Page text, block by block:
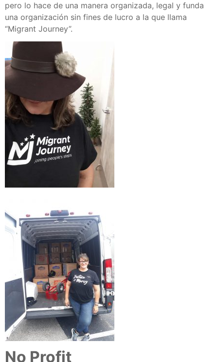
pero lo hace de una manera organizada, legal y funda
una organización sin fines de lucro a la que llama
“Migrant Journey”.
No Profit